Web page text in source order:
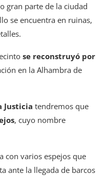
gran parte de la ciudad
se encuentra en ruinas,
se reconstruyó por
en la Alhambra de
Justicia tendremos que
, cuyo nombre
con varios espejos que
ante la llegada de barcos